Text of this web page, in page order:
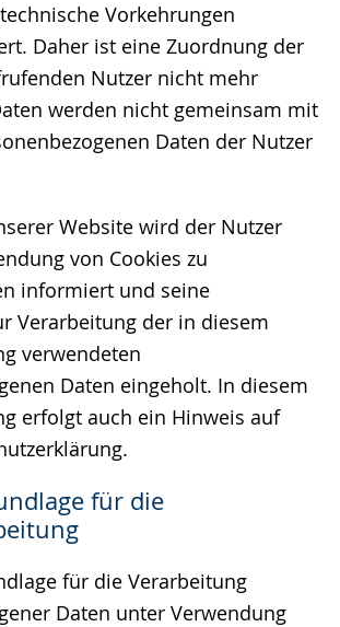
Vorkehrungen
Daher ist eine Zuordnung der
Nutzer nicht mehr
werden nicht gemeinsam mit
Daten der Nutzer
Website wird der Nutzer
von Cookies zu
informiert und seine
Verarbeitung der in diesem
verwendeten
Daten eingeholt. In diesem
erfolgt auch ein Hinweis auf
für die
für die Verarbeitung
Daten unter Verwendung